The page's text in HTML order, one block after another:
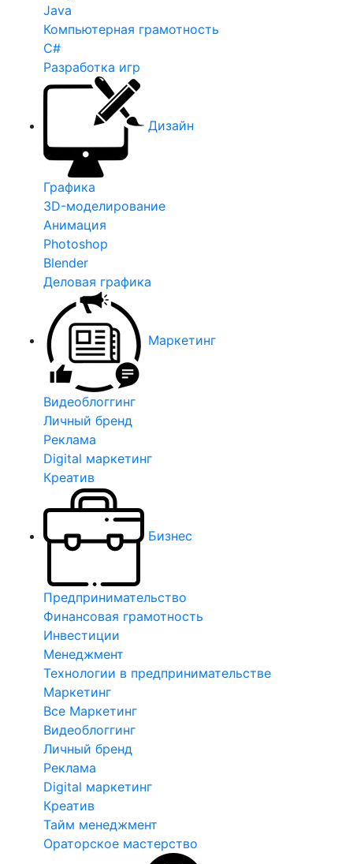
Java
Компьютерная грамотность
C#
Разработка игр
Дизайн
Графика
3D-моделирование
Анимация
Photoshop
Blender
Деловая графика
Маркетинг
Видеоблоггинг
Личный бренд
Реклама
Digital маркетинг
Креатив
Бизнес
Предпринимательство
Финансовая грамотность
Инвестиции
Менеджмент
Технологии в предпринимательстве
Маркетинг
Все Маркетинг
Видеоблоггинг
Личный бренд
Реклама
Digital маркетинг
Креатив
Тайм менеджмент
Ораторское мастерство